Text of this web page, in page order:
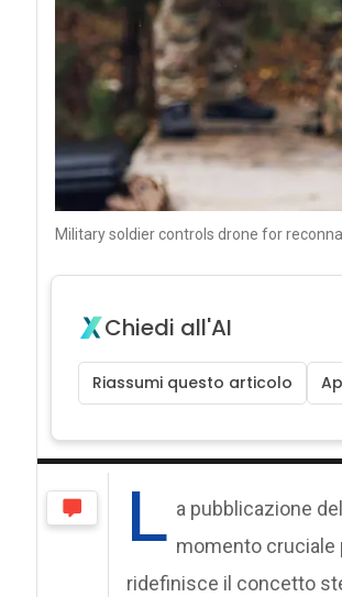
Military soldier controls drone for
Chiedi all'AI
Riassumi questo articolo
L a pubblicazione
momento cruciale
ridefinisce il concetto